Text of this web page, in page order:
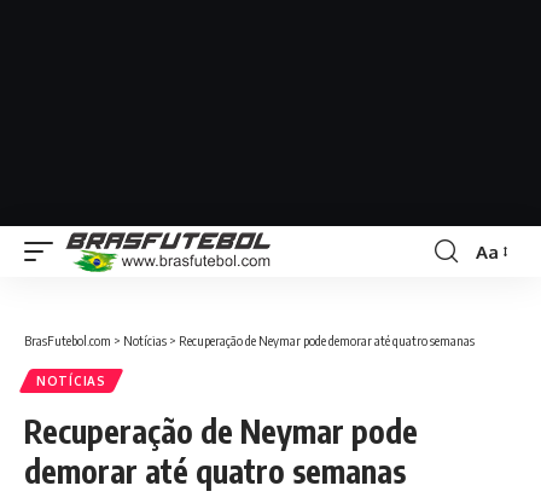
Aa
BrasFutebol.com > Notícias > Recuperação de Neymar pode demorar até quatro semanas
NOTÍCIAS
Recuperação de Neymar pode
demorar até quatro semanas